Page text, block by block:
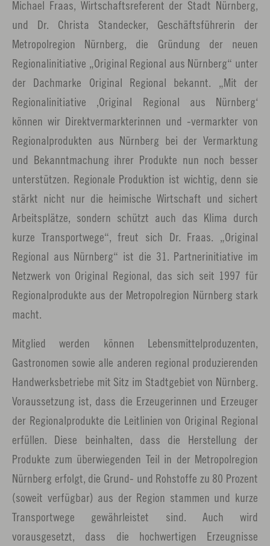
Michael Fraas, Wirtschaftsreferent der Stadt Nürnberg,
und Dr. Christa Standecker, Geschäftsführerin der
Metropolregion Nürnberg, die Gründung der neuen
Regionalinitiative „Original Regional aus Nürnberg“ unter
der Dachmarke Original Regional bekannt. „Mit der
Regionalinitiative ‚Original Regional aus Nürnberg‘
können wir Direktvermarkterinnen und -vermarkter von
Regionalprodukten aus Nürnberg bei der Vermarktung
und Bekanntmachung ihrer Produkte nun noch besser
unterstützen. Regionale Produktion ist wichtig, denn sie
stärkt nicht nur die heimische Wirtschaft und sichert
Arbeitsplätze, sondern schützt auch das Klima durch
kurze Transportwege“, freut sich Dr. Fraas. „Original
Regional aus Nürnberg“ ist die 31. Partnerinitiative im
Netzwerk von Original Regional, das sich seit 1997 für
Regionalprodukte aus der Metropolregion Nürnberg stark
macht.
Mitglied werden können Lebensmittelproduzenten,
Gastronomen sowie alle anderen regional produzierenden
Handwerksbetriebe mit Sitz im Stadtgebiet von Nürnberg.
Voraussetzung ist, dass die Erzeugerinnen und Erzeuger
der Regionalprodukte die Leitlinien von Original Regional
erfüllen. Diese beinhalten, dass die Herstellung der
Produkte zum überwiegenden Teil in der Metropolregion
Nürnberg erfolgt, die Grund- und Rohstoffe zu 80 Prozent
(soweit verfügbar) aus der Region stammen und kurze
Transportwege gewährleistet sind. Auch wird
vorausgesetzt, dass die hochwertigen Erzeugnisse